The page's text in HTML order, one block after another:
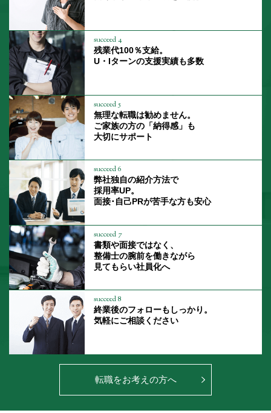
succeed 4
残業代100％支給。
U・Iターンの支援実績も多数
succeed 5
無理な転職は勧めません。
ご家族の方の「納得感」も
大切にサポート
succeed 6
弊社独自の紹介方法で
採用率UP。
面接･自己PRが苦手な方も安心
succeed 7
書類や面接ではなく、
整備士の腕前を働きながら
見てもらい社員化へ
succeed 8
終業後のフォローもしっかり。
気軽にご相談ください
転職をお考えの方へ